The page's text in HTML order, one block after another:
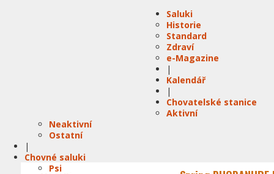
Saluki
Historie
Standard
Zdraví
e-Magazine
|
Kalendář
|
Chovatelské stanice
Aktivní
Neaktivní
Ostatní
|
Chovné saluki
Psi